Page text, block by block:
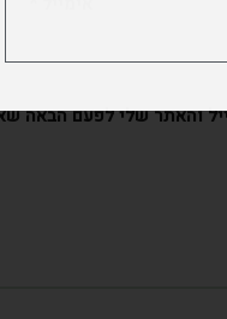
והאתר שלי לפעם הבאה